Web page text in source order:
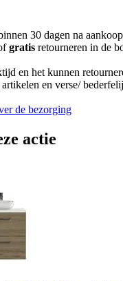
30 dagen na
gratis retourneren in de
en het kunnen
en verse/
de bezorging
actie